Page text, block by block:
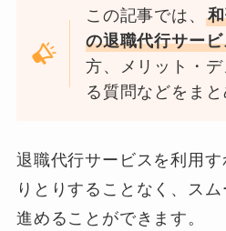
この記事では、
の退職代行サービ
方、メリット・
る質問などをまと
退職代行サービスを利用
りとりすることなく、ス
進めることができます。